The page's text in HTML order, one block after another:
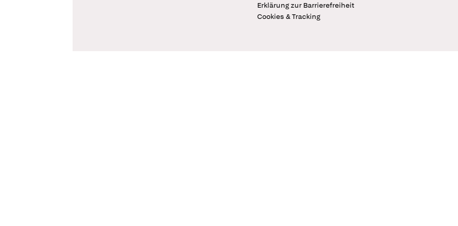
Erklärung zur Barrierefreiheit
Cookies & Tracking